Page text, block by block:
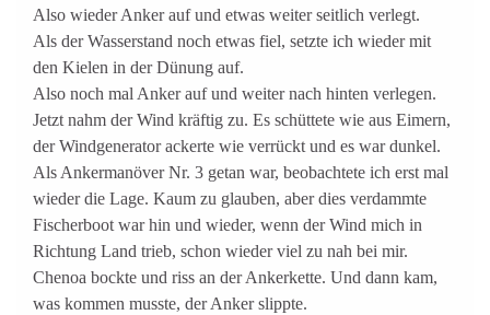
Also wieder Anker auf und etwas weiter seitlich verlegt.
Als der Wasserstand noch etwas fiel, setzte ich wieder mit
den Kielen in der Dünung auf.
Also noch mal Anker auf und weiter nach hinten verlegen.
Jetzt nahm der Wind kräftig zu. Es schüttete wie aus Eimern,
der Windgenerator ackerte wie verrückt und es war dunkel.
Als Ankermanöver Nr. 3 getan war, beobachtete ich erst mal
wieder die Lage. Kaum zu glauben, aber dies verdammte
Fischerboot war hin und wieder, wenn der Wind mich in
Richtung Land trieb, schon wieder viel zu nah bei mir.
Chenoa bockte und riss an der Ankerkette. Und dann kam,
was kommen musste, der Anker slippte.